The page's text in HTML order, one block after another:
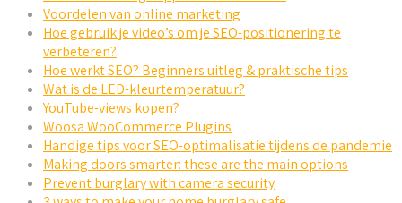
Voordelen van online marketing
Hoe gebruik je video’s om je SEO-positionering te
verbeteren?
Hoe werkt SEO? Beginners uitleg & praktische tips
Wat is de LED-kleurtemperatuur?
YouTube-views kopen?
Woosa WooCommerce Plugins
Handige tips voor SEO-optimalisatie tijdens de pandemie
Making doors smarter: these are the main options
Prevent burglary with camera security